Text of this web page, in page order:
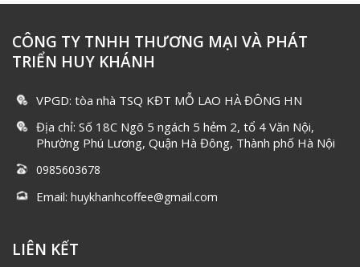
CÔNG TY TNHH THƯƠNG MẠI VÀ PHÁT
TRIỂN HUY KHÁNH
VPGD: tòa nhà TSQ KĐT MỖ LAO HÀ ĐÔNG HN
Địa chỉ: Số 18C Ngõ 5 ngách 5 hẻm 2, tổ 4 Văn Nội,
Phường Phú Lương, Quận Hà Đông, Thành phố Hà Nội
0985603678
Email: huykhanhcoffee@gmail.com
LIÊN KẾT